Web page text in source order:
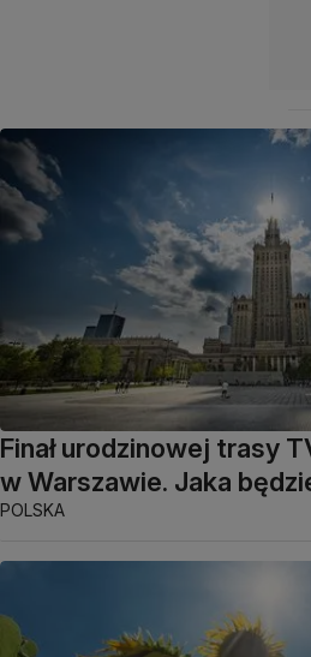
Finał urodzinowej trasy
w Warszawie. Jaka
POLSKA